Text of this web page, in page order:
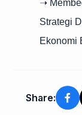
➝
Strategi
Ekonomi
Share: